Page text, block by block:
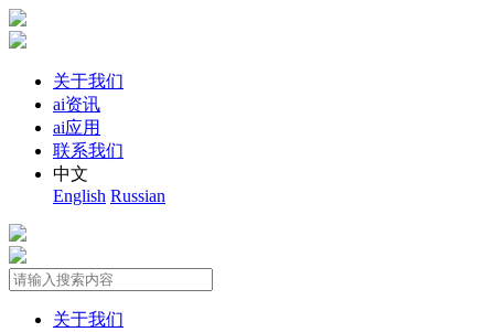
关于我们
ai资讯
ai应用
联系我们
中文
English Russian
关于我们